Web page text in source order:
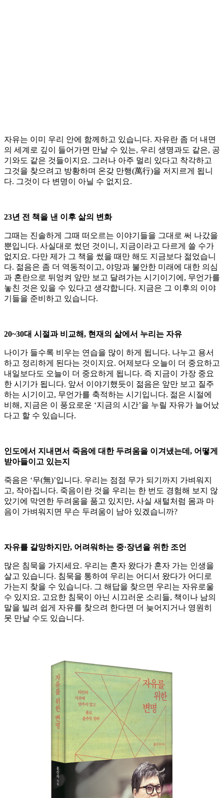
자유는 이미 우리 안에 함께하고 있습니다. 자유란 좀 더 내면
의 세계로 깊이 들어가면 만날 수 있는, 우리 생명과도 같은, 공
기와도 같은 것들이지요. 그러나 아주 멀리 있다고 착각하고
그것을 찾으려고 방황하며 온갖 만행(萬行)을 저지르게 됩니
다. 그것이 다 변명이 아닐 수 없지요.
23년 전 책을 낸 이후 삶의 변화
그때는 진솔하게 그때 떠오르는 이야기들을 그대로 써 나갔을
뿐입니다. 사실대로 썼던 것이니, 지금이라고 다르게 쓸 수가
없지요. 다만 제가 그 책을 썼을 때만 해도 지금보다 젊었습니
다. 젊음은 좀 더 역동적이고, 야망과 불안한 미래에 대한 의심
과 혼란으로 뒤엉켜 앞만 보고 달려가는 시기이기에, 무언가를
놓친 것은 있을 수 있다고 생각합니다. 지금은 그 이후의 이야
기들을 준비하고 있습니다.
20~30대 시절과 비교해, 현재의 삶에서 누리는 자유
나이가 들수록 비우는 연습을 많이 하게 됩니다. 나누고 용서
하고 정리하게 된다는 것이지요. 어제보다 오늘이 더 중요하고
내일보다도 오늘이 더 중요하게 됩니다. 즉 지금이 가장 중요
한 시기가 됩니다. 앞서 이야기했듯이 젊음은 앞만 보고 질주
하는 시기이고, 무언가를 축적하는 시기입니다. 젊은 시절에
비해, 지금은 이 풍요로운 ‘지금의 시간’을 누릴 자유가 늘어났
다고 할 수 있습니다.
인도에서 지내면서 죽음에 대한 두려움을 이겨냈는데, 어떻게
받아들이고 있는지
죽음은 ‘무(無)’입니다. 우리는 점점 무가 되기까지 가벼워지
고, 작아집니다. 죽음이란 것을 우리는 한 번도 경험해 보지 않
았기에 막연한 두려움을 품고 있지만, 사실 새털처럼 몸과 마
음이 가벼워지면 무슨 두려움이 남아 있겠습니까?
자유를 갈망하지만, 어려워하는 중·장년을 위한 조언
많은 침묵을 가지세요. 우리는 혼자 왔다가 혼자 가는 인생을
살고 있습니다. 침묵을 통하여 우리는 어디서 왔다가 어디로
가는지 찾을 수 있습니다. 그 해답을 찾으면 우리는 자유로울
수 있지요. 고요한 침묵이 아닌 시끄러운 소리들, 책이나 남의
말을 빌려 쉽게 자유를 찾으려 한다면 더 늦어지거나 영원히
못 만날 수도 있습니다.